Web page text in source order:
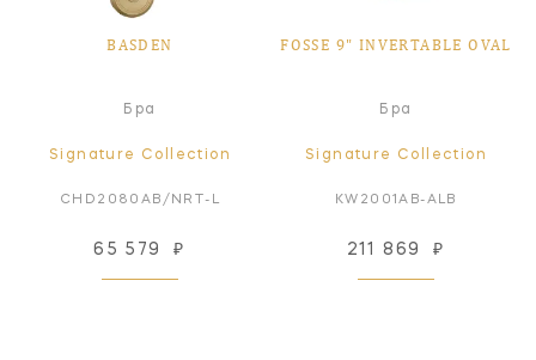
BASDEN
Бра
Signature Collection
CHD2080AB/NRT-L
65 579 ₽
FOSSE 9" INVERTABLE OVAL
Бра
Signature Collection
KW2001AB-ALB
211 869 ₽